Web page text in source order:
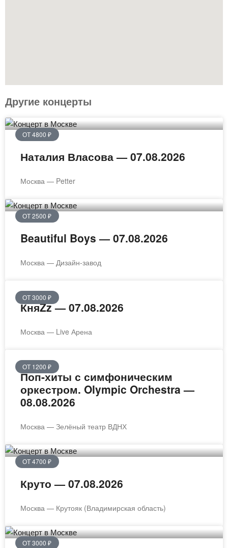
Другие концерты
ОТ 4800 ₽
Наталия Власова — 07.08.2026
Москва — Petter
ОТ 2500 ₽
Beautiful Boys — 07.08.2026
Москва — Дизайн-завод
ОТ 3000 ₽
КняZz — 07.08.2026
Москва — Live Арена
ОТ 1200 ₽
Поп-хиты с симфоническим
оркестром. Olympic Orchestra —
08.08.2026
Москва — Зелёный театр ВДНХ
ОТ 4700 ₽
Круто — 07.08.2026
Москва — Крутояк (Владимирская область)
ОТ 3000 ₽